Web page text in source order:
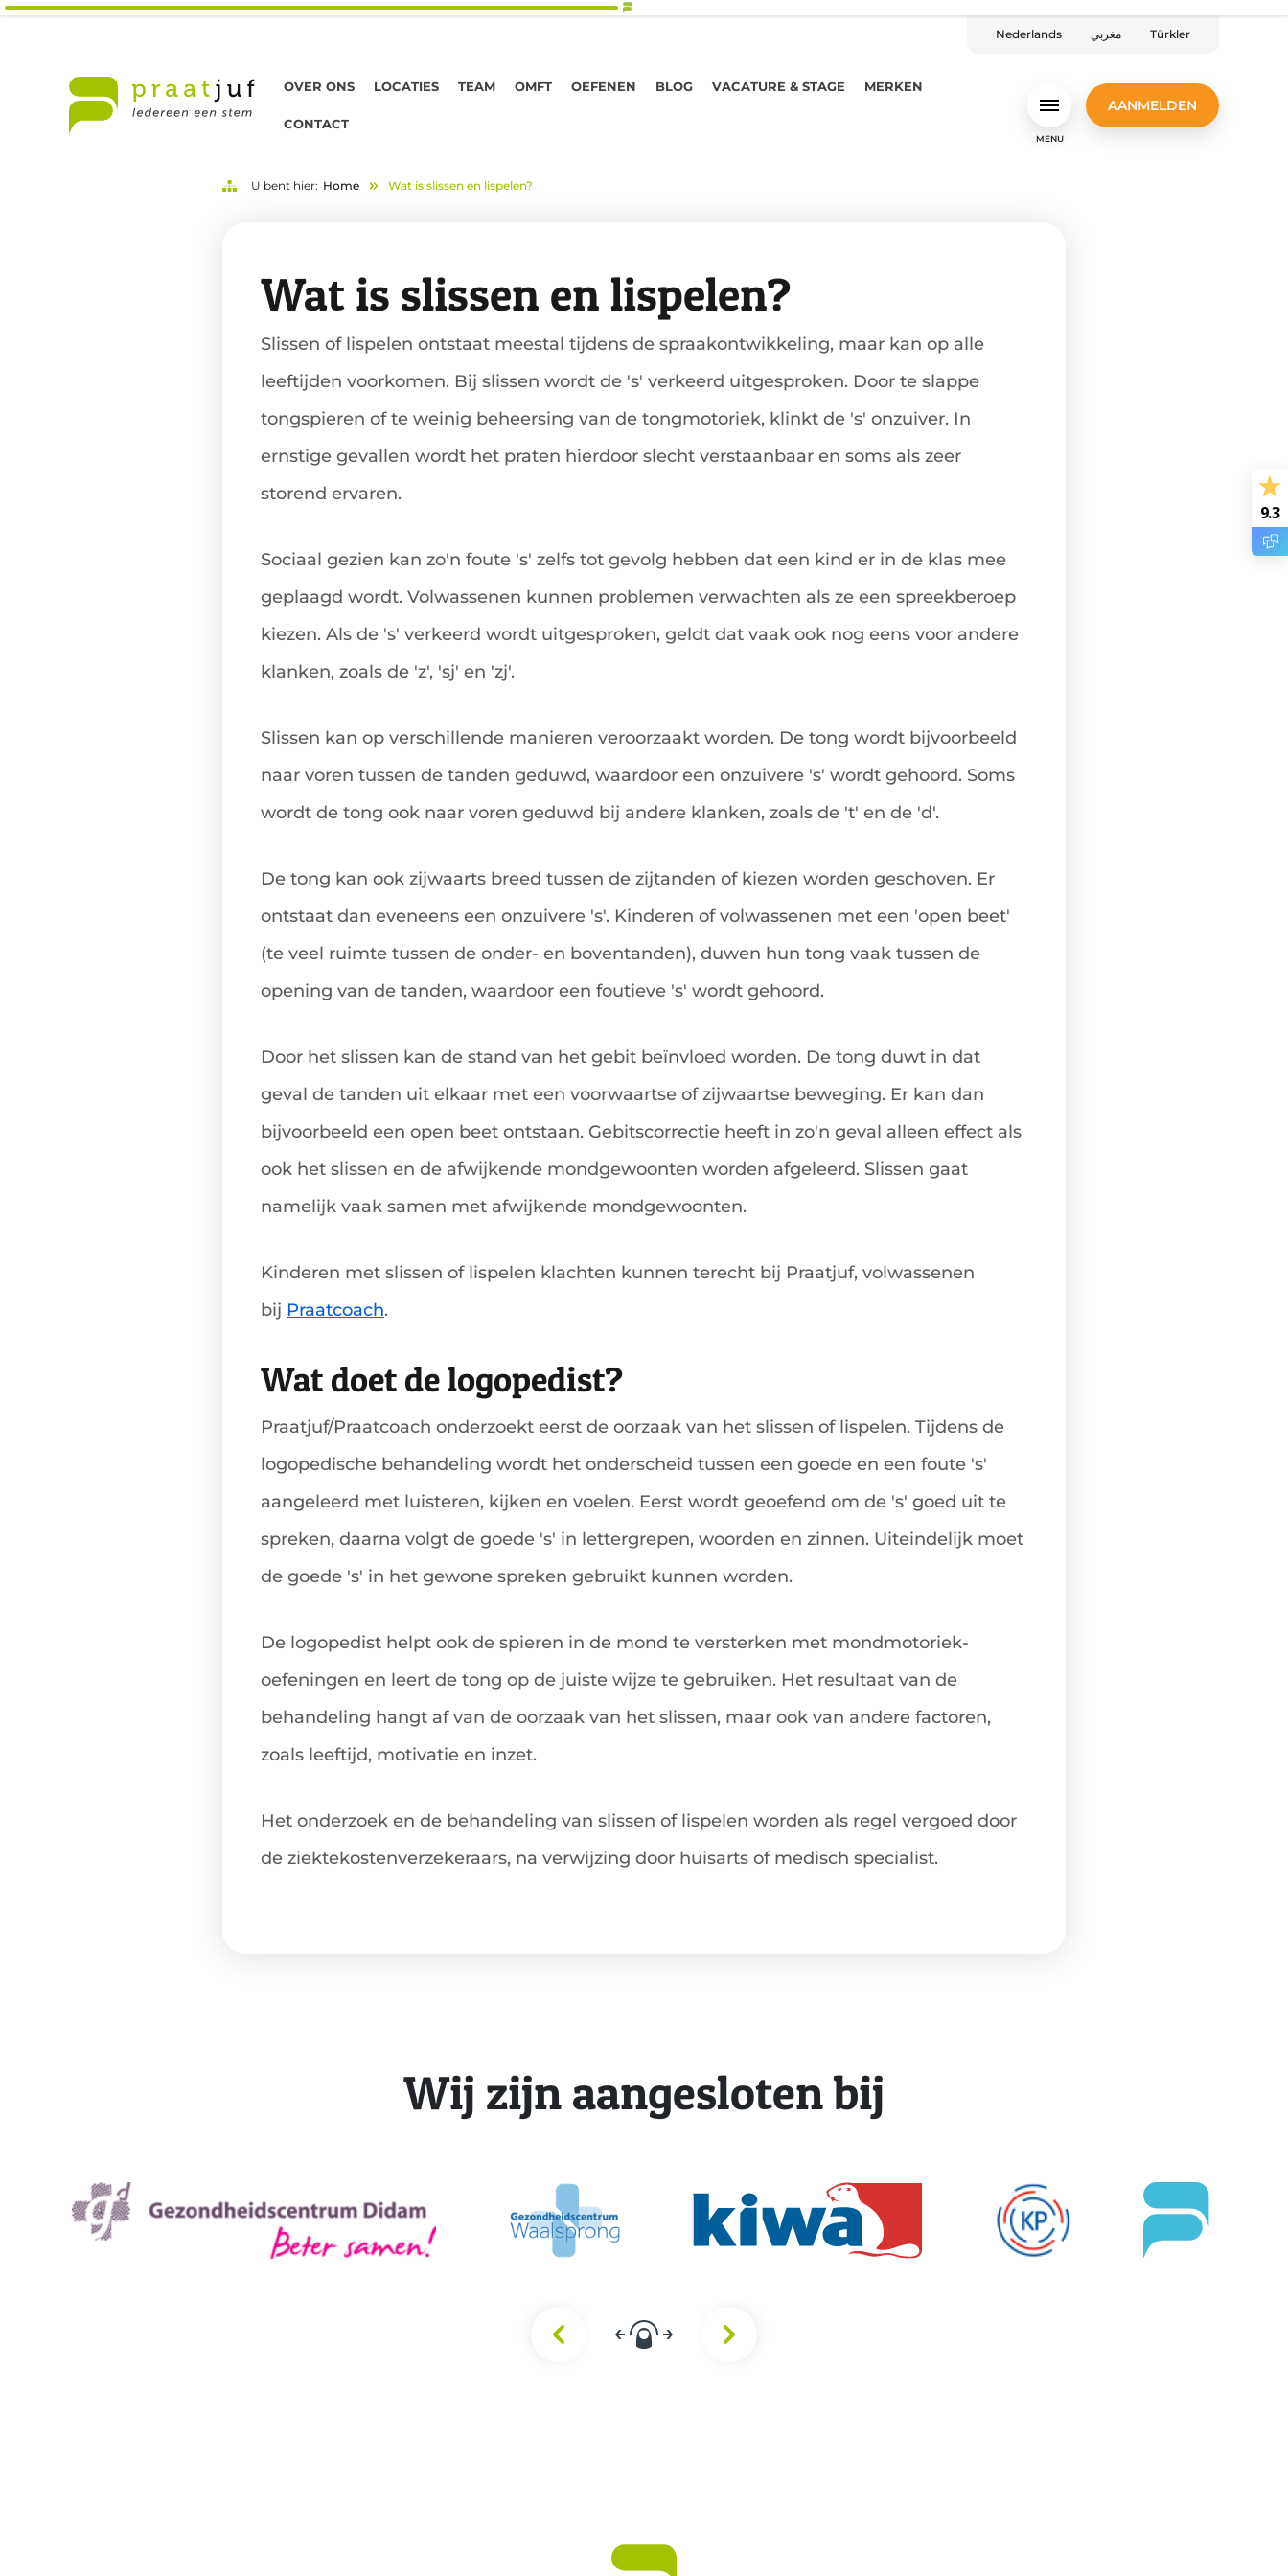
Nederlands مغربي Türkler
OVER ONS LOCATIES TEAM OMFT OEFENEN BLOG VACATURE & STAGE MERKEN
CONTACT
MENU
AANMELDEN
U bent hier: Home Wat is slissen en lispelen?
Wat is slissen en lispelen?
Slissen of lispelen ontstaat meestal tijdens de spraakontwikkeling, maar kan op alle
leeftijden voorkomen. Bij slissen wordt de 's' verkeerd uitgesproken. Door te slappe
tongspieren of te weinig beheersing van de tongmotoriek, klinkt de 's' onzuiver. In
ernstige gevallen wordt het praten hierdoor slecht verstaanbaar en soms als zeer
storend ervaren.
Sociaal gezien kan zo'n foute 's' zelfs tot gevolg hebben dat een kind er in de klas mee
geplaagd wordt. Volwassenen kunnen problemen verwachten als ze een spreekberoep
kiezen. Als de 's' verkeerd wordt uitgesproken, geldt dat vaak ook nog eens voor andere
klanken, zoals de 'z', 'sj' en 'zj'.
Slissen kan op verschillende manieren veroorzaakt worden. De tong wordt bijvoorbeeld
naar voren tussen de tanden geduwd, waardoor een onzuivere 's' wordt gehoord. Soms
wordt de tong ook naar voren geduwd bij andere klanken, zoals de 't' en de 'd'.
De tong kan ook zijwaarts breed tussen de zijtanden of kiezen worden geschoven. Er
ontstaat dan eveneens een onzuivere 's'. Kinderen of volwassenen met een 'open beet'
(te veel ruimte tussen de onder- en boventanden), duwen hun tong vaak tussen de
opening van de tanden, waardoor een foutieve 's' wordt gehoord.
Door het slissen kan de stand van het gebit beïnvloed worden. De tong duwt in dat
geval de tanden uit elkaar met een voorwaartse of zijwaartse beweging. Er kan dan
bijvoorbeeld een open beet ontstaan. Gebitscorrectie heeft in zo'n geval alleen effect als
ook het slissen en de afwijkende mondgewoonten worden afgeleerd. Slissen gaat
namelijk vaak samen met afwijkende mondgewoonten.
Kinderen met slissen of lispelen klachten kunnen terecht bij Praatjuf, volwassenen
bij Praatcoach.
Wat doet de logopedist?
Praatjuf/Praatcoach onderzoekt eerst de oorzaak van het slissen of lispelen. Tijdens de
logopedische behandeling wordt het onderscheid tussen een goede en een foute 's'
aangeleerd met luisteren, kijken en voelen. Eerst wordt geoefend om de 's' goed uit te
spreken, daarna volgt de goede 's' in lettergrepen, woorden en zinnen. Uiteindelijk moet
de goede 's' in het gewone spreken gebruikt kunnen worden.
De logopedist helpt ook de spieren in de mond te versterken met mondmotoriek-
oefeningen en leert de tong op de juiste wijze te gebruiken. Het resultaat van de
behandeling hangt af van de oorzaak van het slissen, maar ook van andere factoren,
zoals leeftijd, motivatie en inzet.
Het onderzoek en de behandeling van slissen of lispelen worden als regel vergoed door
de ziektekostenverzekeraars, na verwijzing door huisarts of medisch specialist.
Wij zijn aangesloten bij
9.3